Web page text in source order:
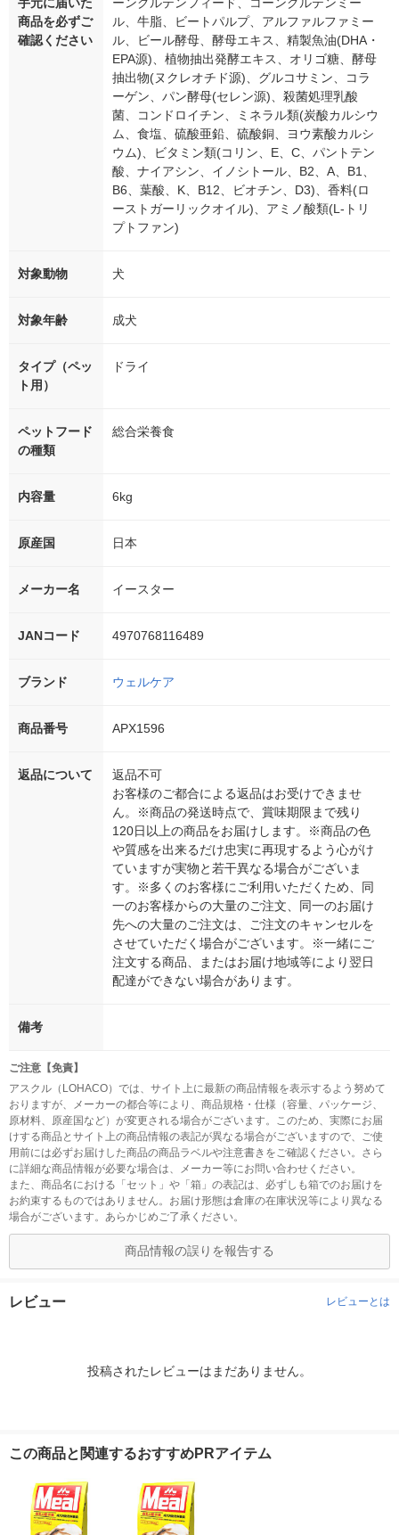
手元に届いた
商品を必ずご
確認ください
ーングルテンフィード、コーングルテンミー
ル、牛脂、ビートパルプ、アルファルファミー
ル、ビール酵母、酵母エキス、精製魚油(DHA・
EPA源)、植物抽出発酵エキス、オリゴ糖、酵母
抽出物(ヌクレオチド源)、グルコサミン、コラ
ーゲン、パン酵母(セレン源)、殺菌処理乳酸
菌、コンドロイチン、ミネラル類(炭酸カルシウ
ム、食塩、硫酸亜鉛、硫酸銅、ヨウ素酸カルシ
ウム)、ビタミン類(コリン、E、C、パントテン
酸、ナイアシン、イノシトール、B2、A、B1、
B6、葉酸、K、B12、ビオチン、D3)、香料(ロ
ーストガーリックオイル)、アミノ酸類(L-トリ
プトファン)
対象動物 犬
対象年齢 成犬
タイプ（ペッ
ト用）
ドライ
ペットフード
の種類
総合栄養食
内容量 6kg
原産国 日本
メーカー名 イースター
JANコード 4970768116489
ブランド ウェルケア
商品番号 APX1596
返品について
返品不可
お客様のご都合による返品はお受けできませ
ん。※商品の発送時点で、賞味期限まで残り
120日以上の商品をお届けします。※商品の色
や質感を出来るだけ忠実に再現するよう心がけ
ていますが実物と若干異なる場合がございま
す。※多くのお客様にご利用いただくため、同
一のお客様からの大量のご注文、同一のお届け
先への大量のご注文は、ご注文のキャンセルを
させていただく場合がございます。※一緒にご
注文する商品、またはお届け地域等により翌日
配達ができない場合があります。
備考
ご注意【免責】
アスクル（LOHACO）では、サイト上に最新の商品情報を表示するよう努めて
おりますが、メーカーの都合等により、商品規格・仕様（容量、パッケージ、
原材料、原産国など）が変更される場合がございます。このため、実際にお届
けする商品とサイト上の商品情報の表記が異なる場合がございますので、ご使
用前には必ずお届けした商品の商品ラベルや注意書きをご確認ください。さら
に詳細な商品情報が必要な場合は、メーカー等にお問い合わせください。
また、商品名における「セット」や「箱」の表記は、必ずしも箱でのお届けを
お約束するものではありません。お届け形態は倉庫の在庫状況等により異なる
場合がございます。あらかじめご了承ください。
商品情報の誤りを報告する
レビュー レビューとは
投稿されたレビューはまだありません。
この商品と関連するおすすめPRアイテム